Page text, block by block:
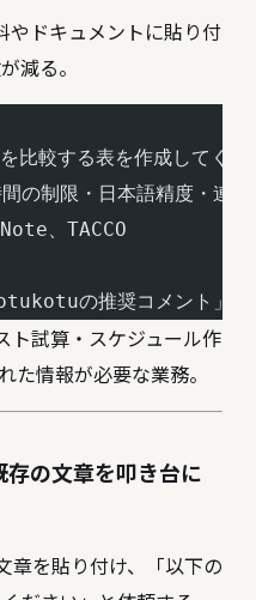
やドキュメントに貼り付
減る。
比較する表を作成してくだ
の制限・日本語精度・連
、TACCO
の推奨コメント」を
ト試算・スケジュール作
た情報が必要な業務。
の文章を叩き台に
章を貼り付け、「以下の